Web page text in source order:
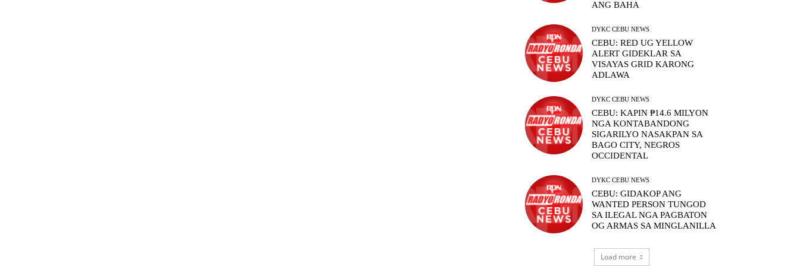
ANG BAHA
DYKC CEBU NEWS
CEBU: RED UG YELLOW
ALERT GIDEKLAR SA
VISAYAS GRID KARONG
ADLAWA
DYKC CEBU NEWS
CEBU: KAPIN ₱14.6 MILYON
NGA KONTABANDONG
SIGARILYO NASAKPAN SA
BAGO CITY, NEGROS
OCCIDENTAL
DYKC CEBU NEWS
CEBU: GIDAKOP ANG
WANTED PERSON TUNGOD
SA ILEGAL NGA PAGBATON
OG ARMAS SA MINGLANILLA
Load more